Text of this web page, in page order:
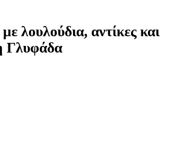
λουλούδια, αντίκες και
Γλυφάδα